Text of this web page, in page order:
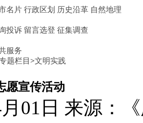
名片 行政区划 历史沿革 自然地理
投诉 留言选登 征集调查
服务
题栏目 >文明实践
愿宣传活动
01日 来源：